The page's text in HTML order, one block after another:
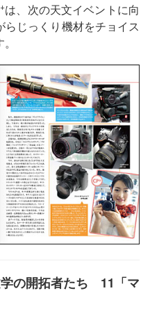
+は、次の天文イベントに向
じっくり機材をチョイス
の開拓者たち 11「マ